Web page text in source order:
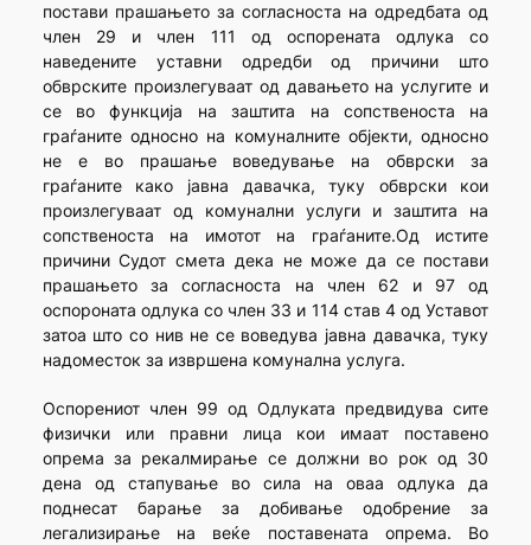
постави прашањето за согласноста на одредбата од
член 29 и член 111 од оспорената одлука со
наведените уставни одредби од причини што
обврските произлегуваат од давањето на услугите и
се во функција на заштита на сопственоста на
граѓаните односно на комуналните објекти, односно
не е во прашање воведување на обврски за
граѓаните како јавна давачка, туку обврски кои
произлегуваат од комунални услуги и заштита на
сопственоста на имотот на граѓаните.Од истите
причини Судот смета дека не може да се постави
прашањето за согласноста на член 62 и 97 од
оспороната одлука со член 33 и 114 став 4 од Уставот
затоа што со нив не се воведува јавна давачка, туку
надоместок за извршена комунална услуга.
Оспорениот член 99 од Одлуката предвидува сите
физички или правни лица кои имаат поставено
опрема за рекалмирање се должни во рок од 30
дена од стапување во сила на оваа одлука да
поднесат барање за добивање одобрение за
легализирање на веќе поставената опрема. Во